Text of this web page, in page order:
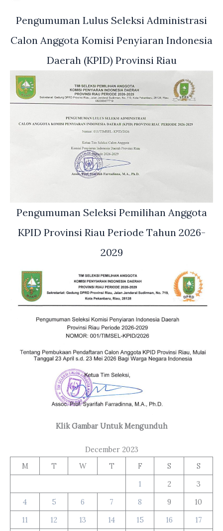
Pengumuman Lulus Seleksi Administrasi
Calon Anggota Komisi Penyiaran Indonesia
Daerah (KPID) Provinsi Riau
Pengumuman Seleksi Pemilihan Anggota
KPID Provinsi Riau Periode Tahun 2026-
2029
Klik Gambar Untuk Mengunduh
December 2023
M
T W T F S
S
1
2
3
4
5 6 7 8 9
10
11
12 13 14 15 16 17